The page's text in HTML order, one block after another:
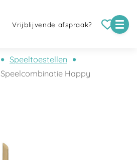
Vrijblijvende afspraak?
Speeltoestellen
Speelcombinatie Happy